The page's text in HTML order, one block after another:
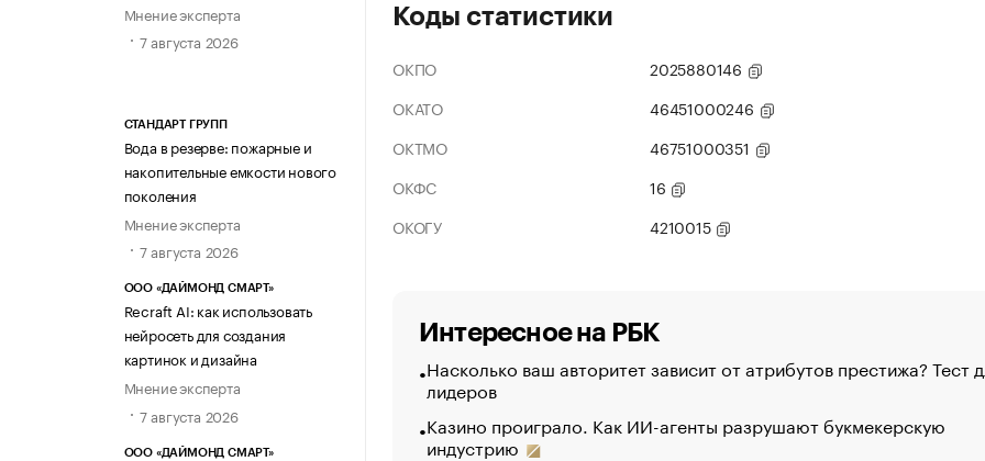
Мнение эксперта
7 августа 2026
СТАНДАРТ ГРУПП
Вода в резерве: пожарные и
накопительные емкости нового
поколения
Мнение эксперта
7 августа 2026
ООО «ДАЙМОНД СМАРТ»
Recraft AI: как использовать
нейросеть для создания
картинок и дизайна
Мнение эксперта
7 августа 2026
ООО «ДАЙМОНД СМАРТ»
Коды статистики
ОКПО
2025880146
ОКАТО
46451000246
ОКТМО
46751000351
ОКФС
16
ОКОГУ
4210015
Интересное на РБК
Насколько ваш авторитет зависит от атрибутов престижа? Тест
лидеров
Казино проиграло. Как ИИ-агенты разрушают букмекерскую
индустрию